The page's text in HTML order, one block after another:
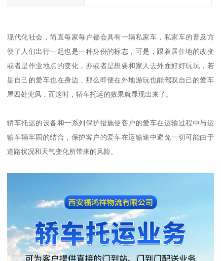
现代化社会，简直每家每户都会具有一辆私家车，私家车的普及方
便了人们出行一起也是一种身份的标志，可是，跟着居住地的改变
或者是作业地点的变化，亦或者是想要和家人去外面好好玩玩，若
是自己的爱车也在身边，那么即便在外地游玩也能驾驭自己的爱车
屋四处兜风，而这时，轿车托运的效果就显现出来了。
轿车托运的设备和一系列保护措施使客户的爱车在运输过程中与运
输车辆牢固的结合，保护客户的爱车在运输途中避免一切可能由于
道路状况和天气变化所带来的风险。